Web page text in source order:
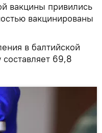
вакцины привились
вакцинированы
в балтийской
69,8